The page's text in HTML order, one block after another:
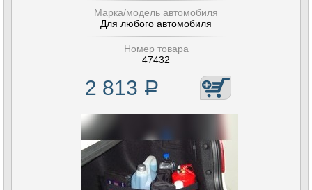
Марка/модель автомобиля
Для любого автомобиля
Номер товара
47432
2 813 Р